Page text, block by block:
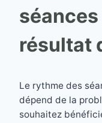
résultat
Le rythme des
dépend de la
souhaitez